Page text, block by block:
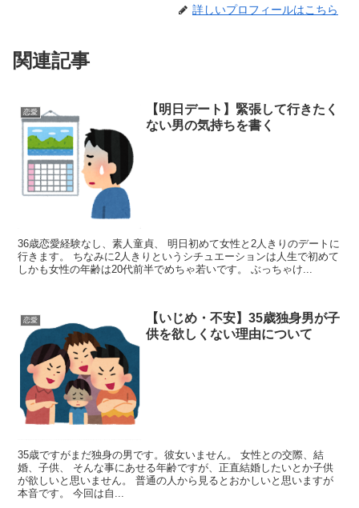
詳しいプロフィールはこちら
関連記事
恋愛
【明日デート】緊張して行きたく
ない男の気持ちを書く
36歳恋愛経験なし、素人童貞、 明日初めて女性と2人きりのデートに
行きます。 ちなみに2人きりというシチュエーションは人生で初めて
しかも女性の年齢は20代前半でめちゃ若いです。 ぶっちゃけ...
恋愛
【いじめ・不安】35歳独身男が子
供を欲しくない理由について
35歳ですがまだ独身の男です。彼女いません。 女性との交際、結
婚、子供、 そんな事にあせる年齢ですが、正直結婚したいとか子供
が欲しいと思いません。 普通の人から見るとおかしいと思いますが
本音です。 今回は自...